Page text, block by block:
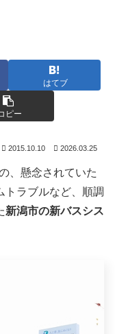
はてブ
ピー
2015.10.10 2026.03.25
、懸念されていた
トラブルなど、順調
新潟市の新バスシス